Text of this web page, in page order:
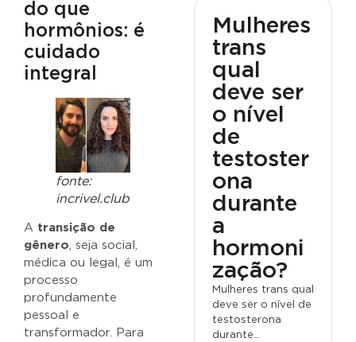
do que
hormônios: é
cuidado
integral
fonte:
incrivel.club
A transição de
gênero, seja social,
médica ou legal, é um
processo
profundamente
pessoal e
transformador. Para
Mulheres
trans
qual
deve ser
o nível
de
testoster
ona
durante
a
hormoni
zação?
Mulheres trans qual
deve ser o nível de
testosterona
durante...